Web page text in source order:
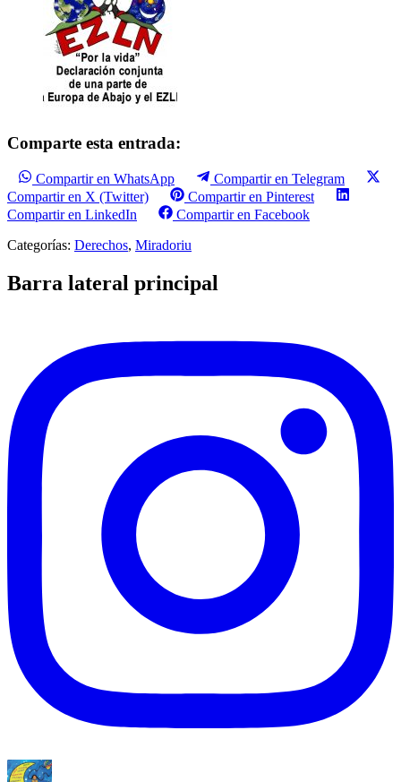
Comparte esta entrada:
Compartir en WhatsApp
Compartir en Telegram
Compartir en X (Twitter)
Compartir en Pinterest
Compartir en LinkedIn
Compartir en Facebook
Categorías: Derechos, Miradoriu
Barra lateral principal